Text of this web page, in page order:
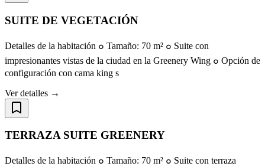
SUITE DE VEGETACIÓN
Detalles de la habitación ๐ Tamaño: 70 m² ๐ Suite con
impresionantes vistas de la ciudad en la Greenery Wing ๐ Opción de
configuración con cama king s
Ver detalles →
TERRAZA SUITE GREENERY
Detalles de la habitación ๐ Tamaño: 70 m² ๐ Suite con terraza